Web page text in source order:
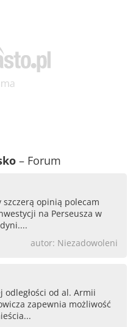
– Forum
szczerą opinią polecam
na Perseusza w
autor: Niezadowoleni
odległości od al. Armii